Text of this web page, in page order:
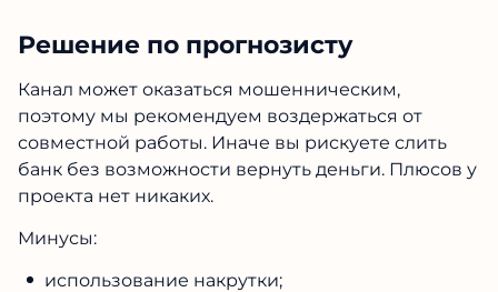
Решение по прогнозисту
Канал может оказаться мошенническим,
поэтому мы рекомендуем воздержаться от
совместной работы. Иначе вы рискуете слить
банк без возможности вернуть деньги. Плюсов у
проекта нет никаких.
Минусы:
использование накрутки;